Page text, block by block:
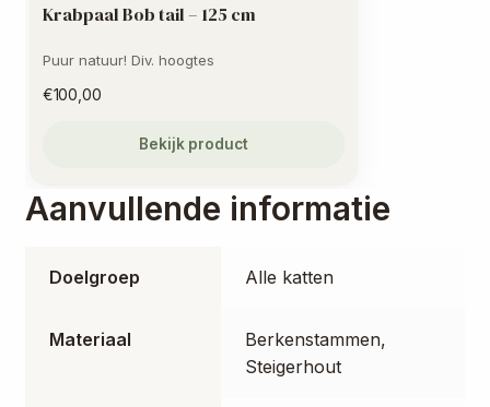
Krabpaal Bob tail – 125 cm
Puur natuur! Div. hoogtes
€100,00
Bekijk product
Aanvullende informatie
Doelgroep Alle katten
Materiaal
Berkenstammen,
Steigerhout